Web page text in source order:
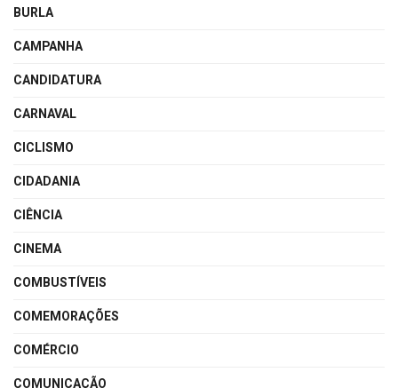
BURLA
CAMPANHA
CANDIDATURA
CARNAVAL
CICLISMO
CIDADANIA
CIÊNCIA
CINEMA
COMBUSTÍVEIS
COMEMORAÇÕES
COMÉRCIO
COMUNICAÇÃO